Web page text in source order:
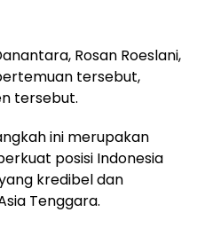
Rosan Roeslani,
tersebut,
tersebut.
ini merupakan
posisi Indonesia
kredibel dan
Tenggara.